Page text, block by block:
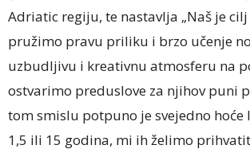
Adriatic regiju, te nastavlja „Naš je
pružimo pravu priliku i brzo učenje
uzbudljivu i kreativnu atmosferu na
ostvarimo preduslove za njihov puni
tom smislu potpuno je svejedno hoće
1,5 ili 15 godina, mi ih želimo